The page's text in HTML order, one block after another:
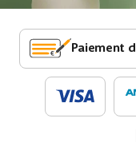
Paiement